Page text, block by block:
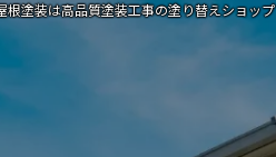
塗装は高品質塗装工事の塗り替えショップ